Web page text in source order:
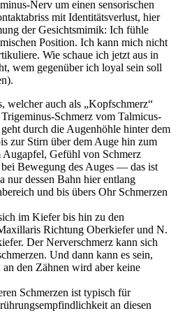
Nerv um einen sensorischen
mit Identitätsverlust, hier
der Gesichtsmimik: Ich fühle
Position. Ich kann mich nicht
Wie schaue ich jetzt aus in
wem gegenüber ich loyal sein soll
welcher auch als „Kopfschmerz“
Schmerz vom Talmicus-
durch die Augenhöhle hinter dem
zur Stirn über dem Auge hin zum
Augapfel, Gefühl von Schmerz
Bewegung des Auges — das ist
nur dessen Bahn hier entlang
und bis übers Ohr Schmerzen
im Kiefer bis hin zu den
Richtung Oberkiefer und N.
Der Nerverschmerz kann sich
Und dann kann es sein,
den Zähnen wird aber keine
Schmerzen ist typisch für
an diesen